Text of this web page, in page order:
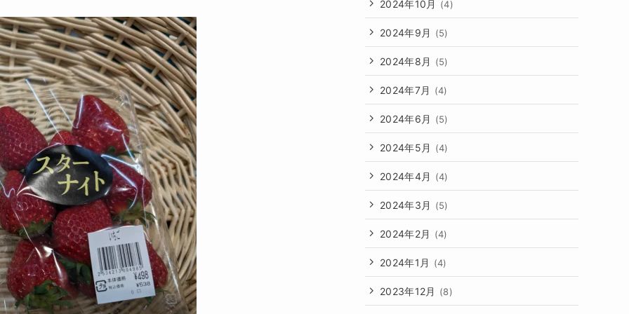
2024年10月 (4)
2024年9月 (5)
2024年8月 (5)
2024年7月 (4)
2024年6月 (5)
2024年5月 (4)
2024年4月 (4)
2024年3月 (5)
2024年2月 (4)
2024年1月 (4)
2023年12月 (8)